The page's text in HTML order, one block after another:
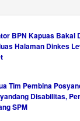
BPN Kapuas Bakal
Halaman Dinkes
Tim Pembina
Disabilitas,
SPM